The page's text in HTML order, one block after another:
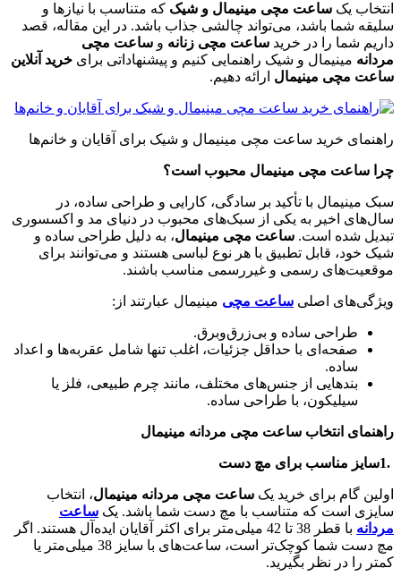
انتخاب یک ساعت مچی مینیمال و شیک که متناسب با نیازها و
سلیقه شما باشد، می‌تواند چالشی جذاب باشد. در این مقاله، قصد
داریم شما را در خرید ساعت مچی زنانه و ساعت مچی
مردانه مینیمال و شیک راهنمایی کنیم و پیشنهاداتی برای خرید آنلاین
ساعت مچی مینیمال ارائه دهیم.
راهنمای خرید ساعت مچی مینیمال و شیک برای آقایان و خانم‌ها
چرا ساعت مچی مینیمال محبوب است؟
سبک مینیمال با تأکید بر سادگی، کارایی و طراحی ساده، در
سال‌های اخیر به یکی از سبک‌های محبوب در دنیای مد و اکسسوری
تبدیل شده است. ساعت مچی مینیمال، به دلیل طراحی ساده و
شیک خود، قابل تطبیق با هر نوع لباسی هستند و می‌توانند برای
موقعیت‌های رسمی و غیررسمی مناسب باشند.
ویژگی‌های اصلی ساعت مچی مینیمال عبارتند از :
طراحی ساده و بی‌زرق‌وبرق.
صفحه‌ای با حداقل جزئیات، اغلب تنها شامل عقربه‌ها و اعداد
ساده.
بندهایی از جنس‌های مختلف، مانند چرم طبیعی، فلز یا
سیلیکون، با طراحی ساده.
راهنمای انتخاب ساعت مچی مردانه مینیمال
1.سایز مناسب برای مچ دست
اولین گام برای خرید یک ساعت مچی مردانه مینیمال، انتخاب
سایزی است که متناسب با مچ دست شما باشد. یک ساعت
مردانه
با قطر 38 تا 42 میلی‌متر برای اکثر آقایان ایده‌آل هستند. اگر
مچ دست شما کوچک‌تر است، ساعت‌های با سایز 38 میلی‌متر یا
کمتر را در نظر بگیرید.